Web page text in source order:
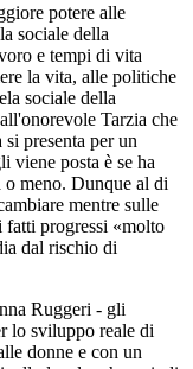
potere alle
sociale della
e tempi di vita
la vita, alle politiche
sociale della
Tarzia che
presenta per un
viene posta è se ha
o meno. Dunque al di
mentre sulle
fatti progressi «molto
dal rischio di
Ruggeri - gli
lo sviluppo reale di
donne e con un